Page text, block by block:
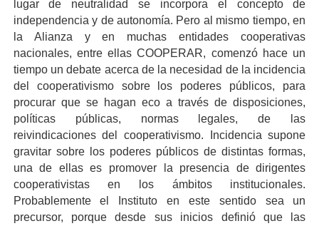
lugar de neutralidad se incorpora el concepto de
independencia y de autonomía. Pero al mismo tiempo, en
la Alianza y en muchas entidades cooperativas
nacionales, entre ellas COOPERAR, comenzó hace un
tiempo un debate acerca de la necesidad de la incidencia
del cooperativismo sobre los poderes públicos, para
procurar que se hagan eco a través de disposiciones,
políticas públicas, normas legales, de las
reivindicaciones del cooperativismo. Incidencia supone
gravitar sobre los poderes públicos de distintas formas,
una de ellas es promover la presencia de dirigentes
cooperativistas en los ámbitos institucionales.
Probablemente el Instituto en este sentido sea un
precursor, porque desde sus inicios definió que las